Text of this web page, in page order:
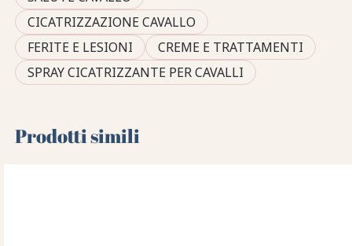
CICATRIZZAZIONE CAVALLO
FERITE E LESIONI
CREME E TRATTAMENTI
SPRAY CICATRIZZANTE PER CAVALLI
Prodotti simili